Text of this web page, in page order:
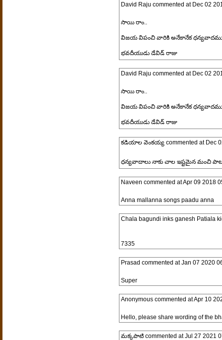
David Raju commented at Dec 02
సాయి రాం..
విజయ విపంచి వారికి అనేకానేక
భవదీయుడు డేవిడ్ రాజు
David Raju commented at Dec 02
సాయి రాం..
విజయ విపంచి వారికి అనేకానేక
భవదీయుడు డేవిడ్ రాజు
కడియాల వెంకయ్య commented at Dec
ధన్యవాదాలు నాకు చాల ఇష్టమైన మంచి
Naveen commented atApr 09 2018
Anna mallanna songs paadu anna
Chala bagundi inks ganesh Patiala
7335
Prasad commented atJan 07 2020
Super
Anonymouscommented atApr 10
Hello, please share wording of the
మక్కపాటిcommented atJul 27 2021